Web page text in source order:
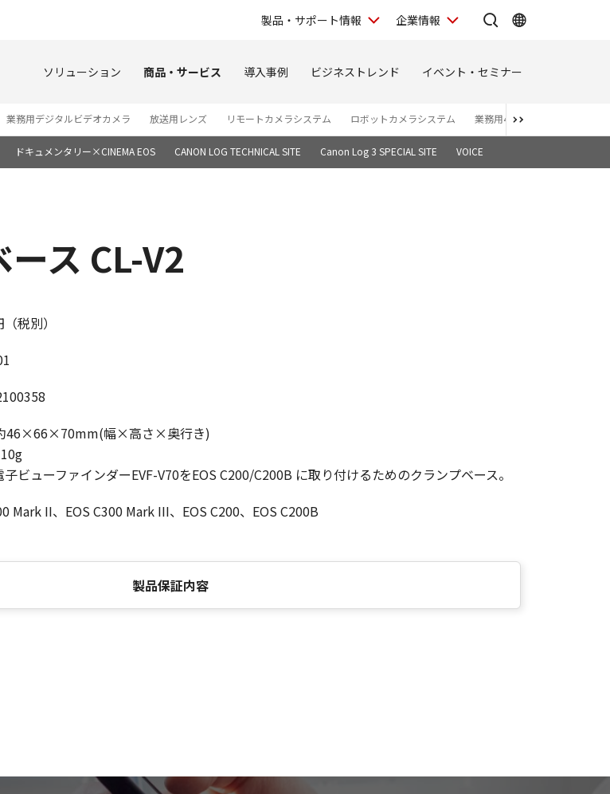
製品・サポート情報 企業情報
ソリューション 商品・サービス 導入事例 ビジネストレンド イベント・セミナー
業務用デジタルビデオカメラ 放送用レンズ リモートカメラシステム ロボットカメラシステム 業務用4Kディスプレイ
ドキュメンタリー×CINEMA EOS CANON LOG TECHNICAL SITE Canon Log 3 SPECIAL SITE VOICE
ース CL-V2
税別）
46×66×70mm(幅×高さ×奥行き)
子ビューファインダーEVF-V70をEOS C200/C200B に取り付けるためのクランプベース。
Mark II、EOS C300 Mark III、EOS C200、EOS C200B
製品保証内容